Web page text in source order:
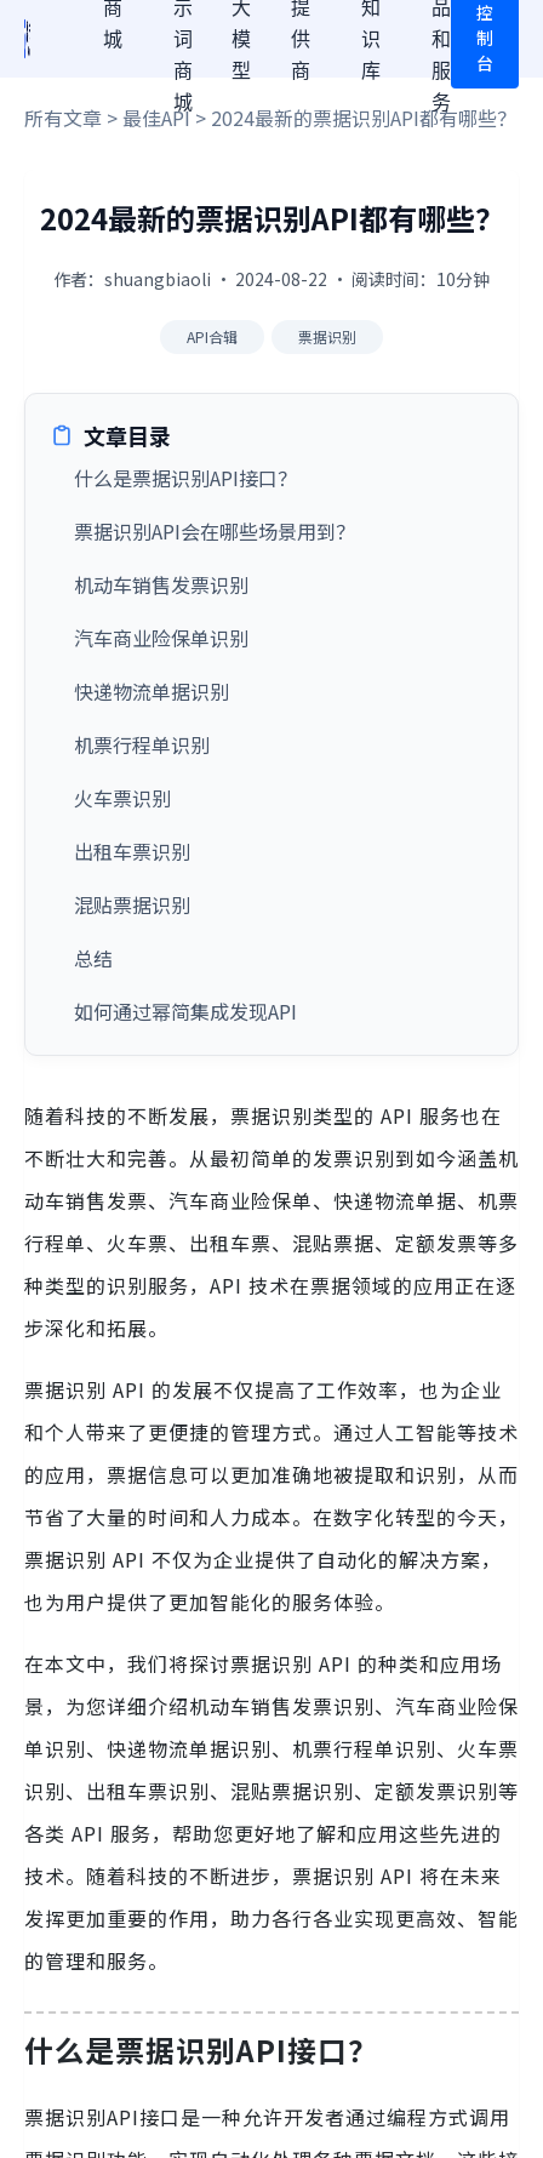
商
城
示
词
商
城
大
模
型
提
供
商
知
识
库
品
和
服
务
控
制
台
所有文章 > 最佳API> 2024最新的票据识别API都有哪些？
2024最新的票据识别API都有哪些？
作者：shuangbiaoli · 2024-08-22 · 阅读时间：10分钟
API合辑 票据识别
文章目录
什么是票据识别API接口？
票据识别API会在哪些场景用到？
机动车销售发票识别
汽车商业险保单识别
快递物流单据识别
机票行程单识别
火车票识别
出租车票识别
混贴票据识别
总结
如何通过幂简集成发现API
随着科技的不断发展，票据识别类型的 API 服务也在
不断壮大和完善。从最初简单的发票识别到如今涵盖机
动车销售发票、汽车商业险保单、快递物流单据、机票
行程单、火车票、出租车票、混贴票据、定额发票等多
种类型的识别服务，API 技术在票据领域的应用正在逐
步深化和拓展。
票据识别 API 的发展不仅提高了工作效率，也为企业
和个人带来了更便捷的管理方式。通过人工智能等技术
的应用，票据信息可以更加准确地被提取和识别，从而
节省了大量的时间和人力成本。在数字化转型的今天，
票据识别 API 不仅为企业提供了自动化的解决方案，
也为用户提供了更加智能化的服务体验。
在本文中，我们将探讨票据识别 API 的种类和应用场
景，为您详细介绍机动车销售发票识别、汽车商业险保
单识别、快递物流单据识别、机票行程单识别、火车票
识别、出租车票识别、混贴票据识别、定额发票识别等
各类 API 服务，帮助您更好地了解和应用这些先进的
技术。随着科技的不断进步，票据识别 API 将在未来
发挥更加重要的作用，助力各行各业实现更高效、智能
的管理和服务。
什么是票据识别API接口？
票据识别API接口是一种允许开发者通过编程方式调用